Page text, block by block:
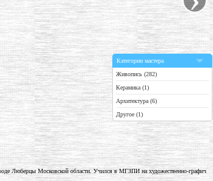
Категории мастера
Живопись (282)
Керамика (1)
Архитектура (6)
Другое (1)
Люберцы Московской области. Учился в МГЗПИ на художественно-графич